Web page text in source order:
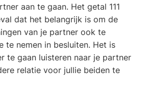
aan te gaan. Het getal 111
dat het belangrijk is om de
van je partner ook te
te nemen in besluiten. Het is
te gaan luisteren naar je partner
relatie voor jullie beiden te